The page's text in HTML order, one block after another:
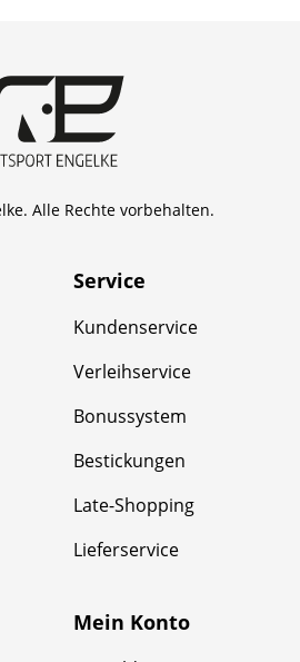
Alle Rechte vorbehalten.
Service
Kundenservice
Verleihservice
Bonussystem
Bestickungen
Late-Shopping
Lieferservice
Mein Konto